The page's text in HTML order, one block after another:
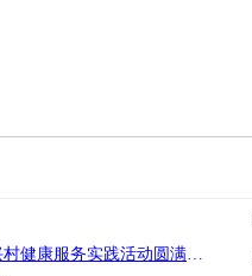
康服务实践活动圆满开展